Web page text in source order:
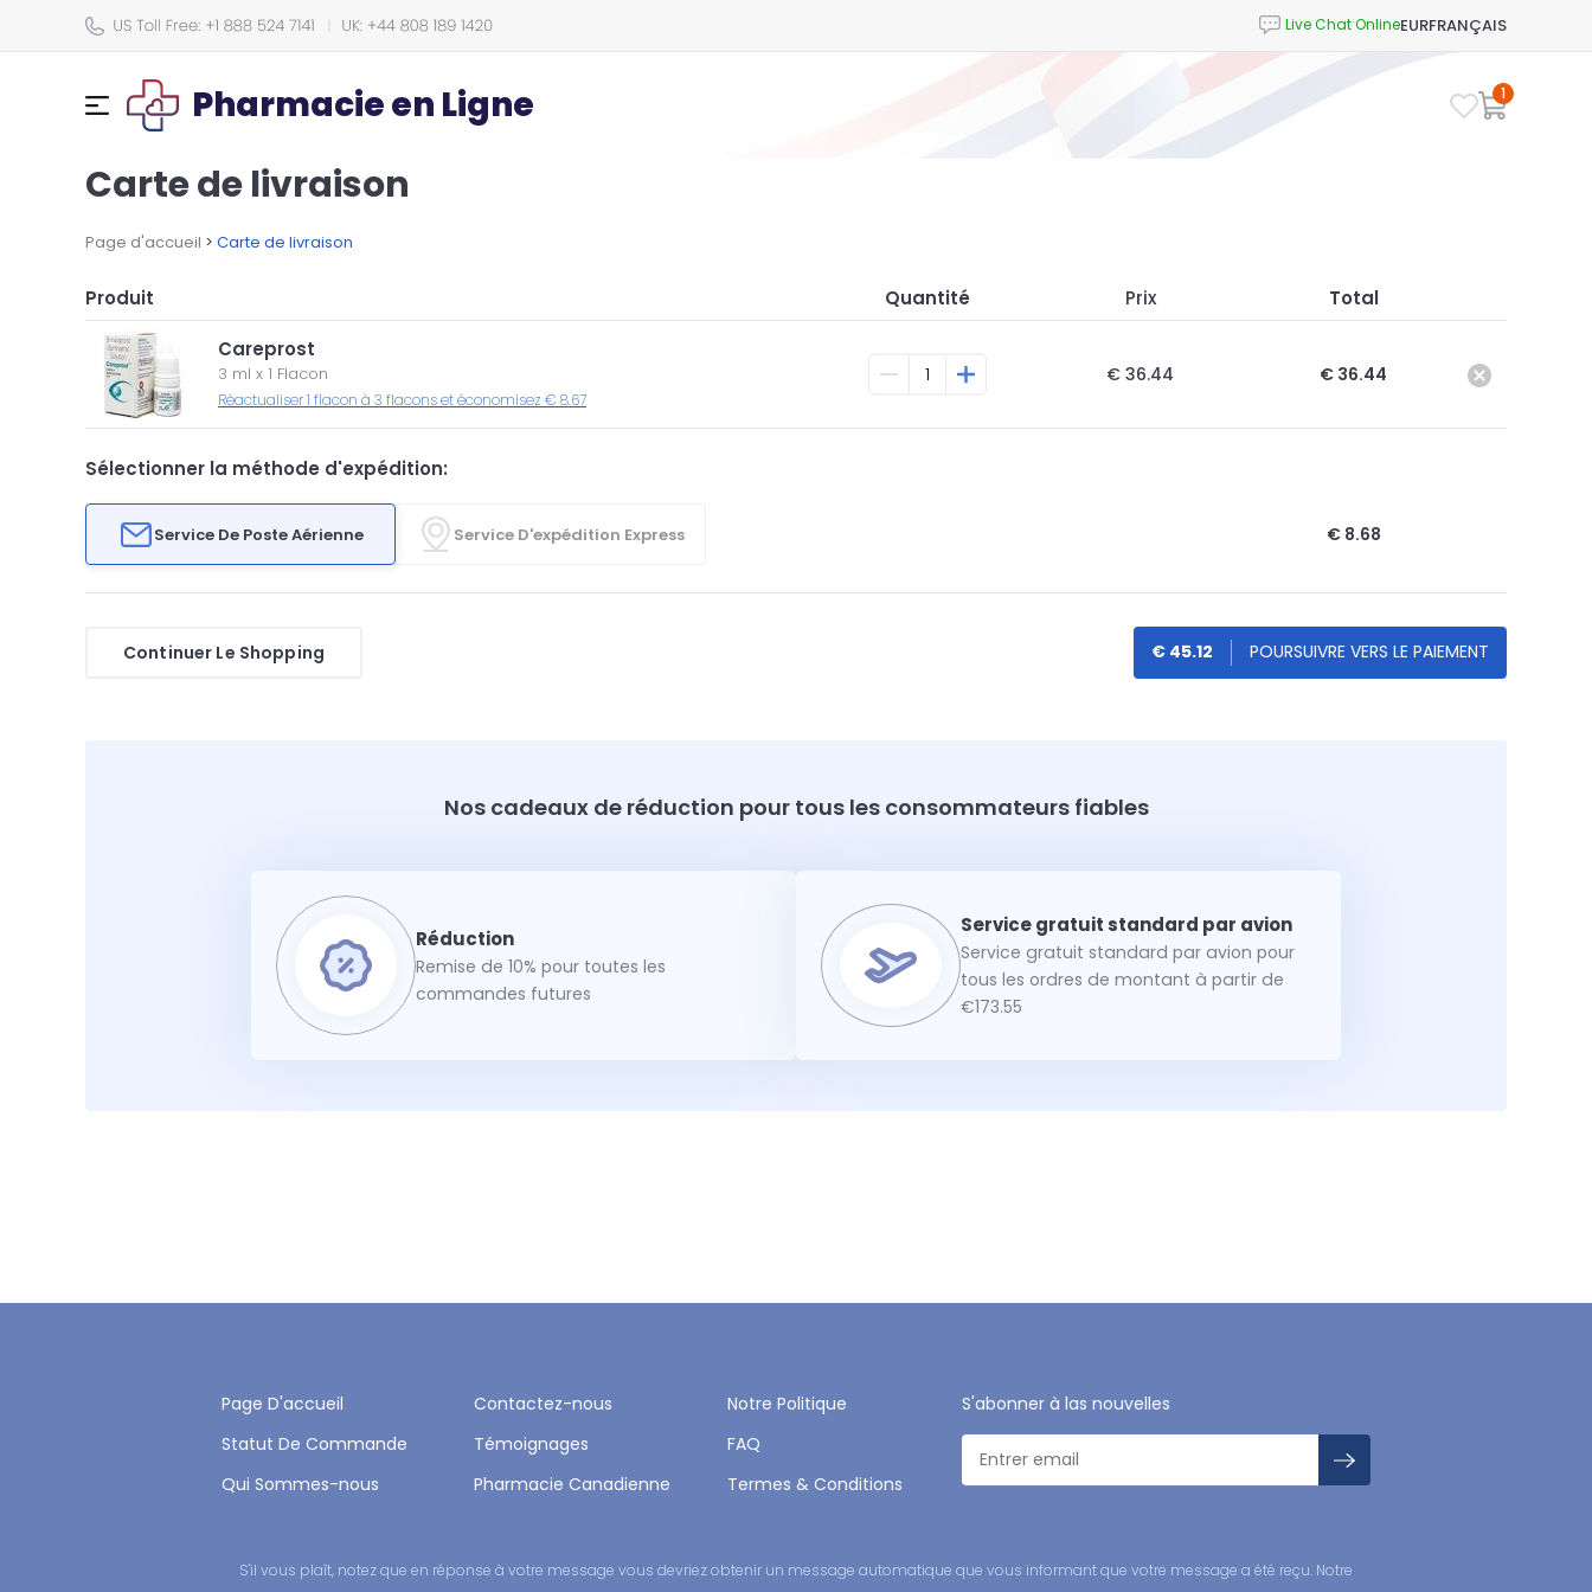
EURFRANÇAIS
Pharmacie en Ligne 1
Carte de livraison
Page d'accueil > Carte de livraison
Produit Quantité Prix Total
Careprost
3 ml x 1 Flacon
Réactualiser 1 flacon à 3 flacons et économisez € 8.67
€ 36.44 € 36.44
Sélectionner la méthode d'expédition:
Service De Poste Aérienne Service D'expédition Express € 8.68
Continuer Le Shopping € 45.12
Nos cadeaux de réduction pour tous les consommateurs fiables
Remise de 10% pour toutes les
commandes futures
Service gratuit standard par avion pour
tous les ordres de montant à partir de
€173.55
Page D'accueil Contactez-nous
Notre Politique
Statut De Commande
Témoignages
FAQ
Qui Sommes-nous
Pharmacie Canadienne Termes & Conditions
S'abonner à las nouvelles
S'il vous plaît, notez que en réponse à votre message vous devriez obtenir un message automatique que vous informant que votre message a été reçu. Notre